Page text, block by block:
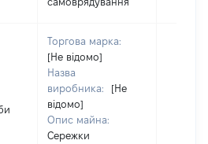
Торгова марка:
[Не відомо]
Назва
виробника:
[Не
відомо]
Опис майна:
Сережки